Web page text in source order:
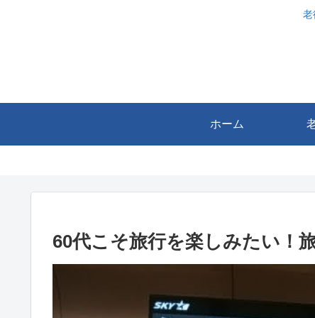
老
ホーム
60代こそ旅行を楽しみたい！